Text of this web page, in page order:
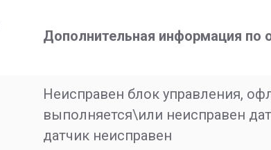
Дополнительная информация по
Неисправен блок управления,
выполняется\или неисправен
датчик неисправен